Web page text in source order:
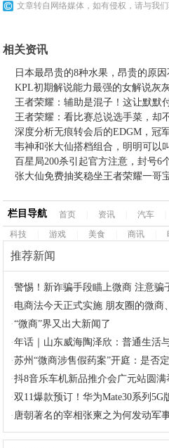
文章转自网络媒体，如有侵权，请与我
相关资讯
日本最昂贵的8种水果，昂贵的原
KPL初期解说能力最强的女解说灰
王者荣耀：辅助是混子！这让默默
王者荣耀：看比赛总说选手菜，却
深度分析无痕转会后的EDGM，冠
韦神和张大仙搭档组合，明明可以
百星局200杀引起官方注意，封号6
张大仙免费抽奖稳坐王者荣耀一哥
栏目导航 首页 资讯 汽车
科技
游戏 美食 商讯
推荐新闻
·警惕！新诈骗手段瞄上微商 注意骗
· 电商法今天正式实施 朋友圈的微商
·“微商”界又出大新闻了
·年话｜山东威海陶泽欣：普通生活
·苏州“微商涉售假药案”开庭：是否
·抖8音乐车机新品推介会广元站圆满
·双11爆款预订！华为Mate30系列5G
· 唐朝著名的宰相张柬之为何发动军